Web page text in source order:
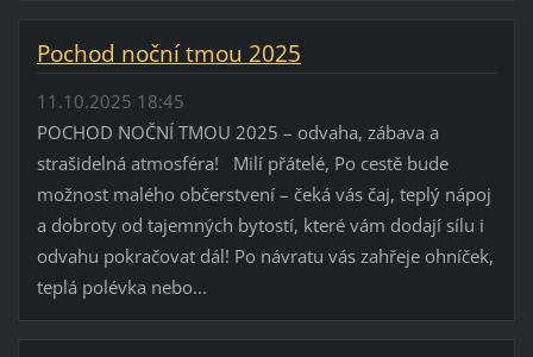
Pochod noční tmou 2025
11.10.2025 18:45
POCHOD NOČNÍ TMOU 2025 – odvaha, zábava a
strašidelná atmosféra! Milí přátelé, Po cestě bude
možnost malého občerstvení – čeká vás čaj, teplý nápoj
a dobroty od tajemných bytostí, které vám dodají sílu i
odvahu pokračovat dál! Po návratu vás zahřeje ohníček,
teplá polévka nebo...